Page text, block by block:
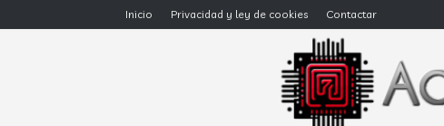
Inicio Privacidad y ley de cookies Contactar